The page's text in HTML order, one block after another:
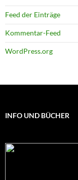
Feed der Einträge
Kommentar-Feed
WordPress.org
INFO UND BÜCHER